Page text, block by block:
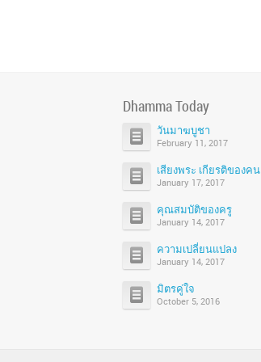
Dhamma Today
วันมาฆบูชา
February 11, 2017
เสียงพระ เกียรติของคน
January 17, 2017
คุณสมบัติของครู
January 14, 2017
ความเปลี่ยนแปลง
January 14, 2017
มิตรคู่ใจ
October 5, 2016